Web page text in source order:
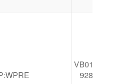
VB010000-
9287ffw